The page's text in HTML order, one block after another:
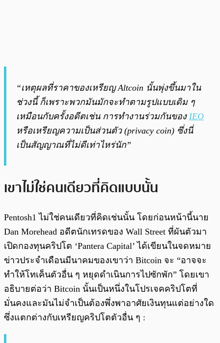
“เหตุผลที่ราคาของเหรียญ Altcoin นั้นพุ่งขึ้นมาใน
ช่วงนี้ ก็เพราะพวกมันมักจะทำตามรูปแบบเดิม ๆ
เหมือนกับครั้งอดีตเช่น การทำงานร่วมกันของ IEO
หรือเหรียญความเป็นส่วนตัว (privacy coin) ซึ่งนี่
เป็นสัญญาณที่ไม่ดีเท่าไหร่นัก”
เขาไม่ใช่คนเดียวที่คิดแบบนั้น
Pentosh1 ไม่ใช่คนเดียวที่คิดเช่นนั้น โดยก่อนหน้านี้นาย
Dan Morehead อดีตนักเทรดของ Wall Street ที่ผันตัวมา
เปิดกองทุนคริปโต ‘Pantera Capital’ ได้เขียนในจดหมาย
ข่าวประจำเดือนมีนาคมของเขาว่า Bitcoin จะ “อาจจะ
ทำให้โทเค็นตัวอื่น ๆ หยุดดำเนินการไปซักพัก” โดยเขา
อธิบายต่อว่า Bitcoin นั้นเป็นหนึ่งในโปรเจคคริปโตที่
มั่นคงและมันไม่จำเป็นต้องพึ่งพาอาศัยเงินทุนแต่อย่างใด
ซึ่งแตกต่างกับเหรียญคริปโตตัวอื่น ๆ :